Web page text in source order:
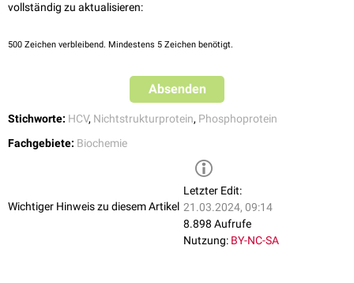
vollständig zu aktualisieren:
500 Zeichen verbleibend. Mindestens 5 Zeichen benötigt.
Absenden
Stichworte: HCV, Nichtstrukturprotein, Phosphoprotein
Fachgebiete: Biochemie
Wichtiger Hinweis zu diesem Artikel
Letzter Edit:
21.03.2024, 09:14
8.898 Aufrufe
Nutzung: BY-NC-SA